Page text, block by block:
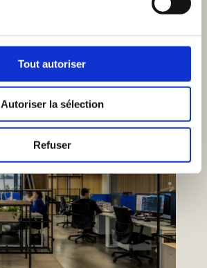
Tout autoriser
Autoriser la sélection
Refuser